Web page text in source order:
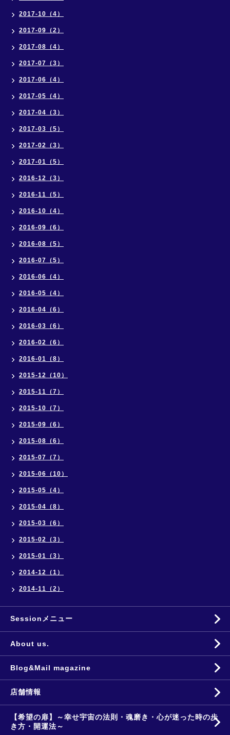
2017-10（4）
2017-09（2）
2017-08（4）
2017-07（3）
2017-06（4）
2017-05（4）
2017-04（3）
2017-03（5）
2017-02（3）
2017-01（5）
2016-12（3）
2016-11（5）
2016-10（4）
2016-09（6）
2016-08（5）
2016-07（5）
2016-06（4）
2016-05（4）
2016-04（6）
2016-03（6）
2016-02（6）
2016-01（8）
2015-12（10）
2015-11（7）
2015-10（7）
2015-09（6）
2015-08（6）
2015-07（7）
2015-06（10）
2015-05（4）
2015-04（8）
2015-03（6）
2015-02（3）
2015-01（3）
2014-12（1）
2014-11（2）
Sessionメニュー
About us.
Blog&Mail magazine
店舗情報
【希望の扉】～幸せ宇宙の法則・魂磨き・心が迷った時の歩
き方・開運法～